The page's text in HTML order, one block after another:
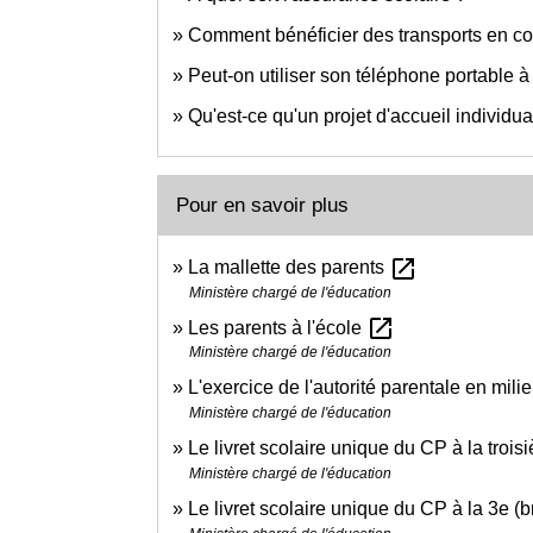
Comment bénéficier des transports en
Peut-on utiliser son téléphone portable
Qu'est-ce qu'un projet d'accueil
Pour en savoir plus
La mallette des parents open_in_new
Ministère chargé de l'éducation
Les parents à l'école open_in_new
Ministère chargé de l'éducation
L'exercice de l'autorité parentale en
Ministère chargé de l'éducation
Le livret scolaire unique du CP à la
Ministère chargé de l'éducation
Le livret scolaire unique du CP à la 3e